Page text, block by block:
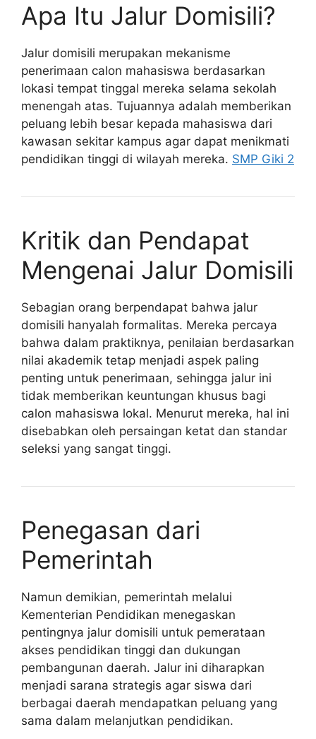
Apa Itu Jalur Domisili?
Jalur domisili merupakan mekanisme
penerimaan calon mahasiswa berdasarkan
lokasi tempat tinggal mereka selama sekolah
menengah atas. Tujuannya adalah memberikan
peluang lebih besar kepada mahasiswa dari
kawasan sekitar kampus agar dapat menikmati
pendidikan tinggi di wilayah mereka. SMP Giki 2
Kritik dan Pendapat
Mengenai Jalur Domisili
Sebagian orang berpendapat bahwa jalur
domisili hanyalah formalitas. Mereka percaya
bahwa dalam praktiknya, penilaian berdasarkan
nilai akademik tetap menjadi aspek paling
penting untuk penerimaan, sehingga jalur ini
tidak memberikan keuntungan khusus bagi
calon mahasiswa lokal. Menurut mereka, hal ini
disebabkan oleh persaingan ketat dan standar
seleksi yang sangat tinggi.
Penegasan dari
Pemerintah
Namun demikian, pemerintah melalui
Kementerian Pendidikan menegaskan
pentingnya jalur domisili untuk pemerataan
akses pendidikan tinggi dan dukungan
pembangunan daerah. Jalur ini diharapkan
menjadi sarana strategis agar siswa dari
berbagai daerah mendapatkan peluang yang
sama dalam melanjutkan pendidikan.